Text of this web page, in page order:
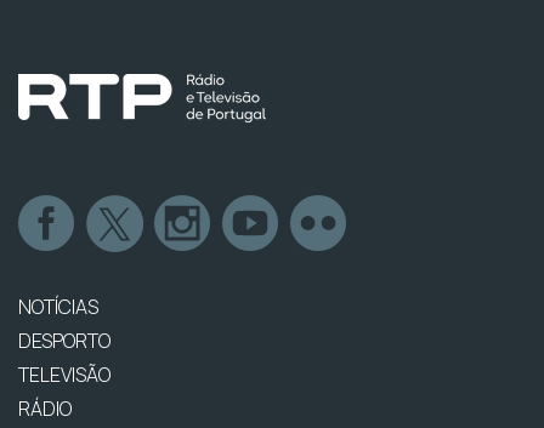
NOTÍCIAS
DESPORTO
TELEVISÃO
RÁDIO